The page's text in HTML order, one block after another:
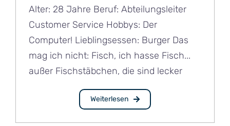
Alter: 28 Jahre Beruf: Abteilungsleiter
Customer Service Hobbys: Der
Computer! Lieblingsessen: Burger Das
mag ich nicht: Fisch, ich hasse Fisch...
außer Fischstäbchen, die sind lecker
Weiterlesen